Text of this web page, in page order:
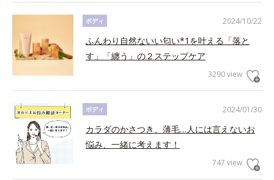
2024/10/22
ボディ
ふんわり自然ないい匂い*1を叶える「落と
す」「纏う」の２ステップケア
3290 view
2024/01/30
ボディ
カラダのかさつき、薄毛…人には言えないお
悩み、一緒に考えます！
747 view